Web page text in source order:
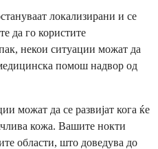
локализирани и се
да го користите
некои ситуации можат да
помош надвор од
можат да се развијат кога ќе
кожа. Вашите нокти
области, што доведува до